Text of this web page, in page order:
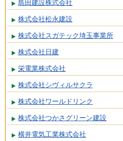
島田建設株式会社
株式会社松永建設
株式会社スガテック埼玉事業所
株式会社日建
栄電業株式会社
株式会社シヴィルサクラ
株式会社ワールドリンク
株式会社つかさグリーン建設
横井電気工業株式会社